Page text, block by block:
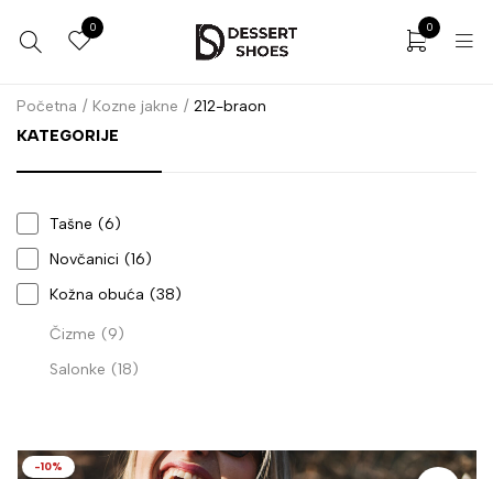
0 0
Početna / Kozne jakne / 212-braon
KATEGORIJE
Tašne (6)
Novčanici (16)
Kožna obuća (38)
Čizme (9)
Salonke (18)
-10%